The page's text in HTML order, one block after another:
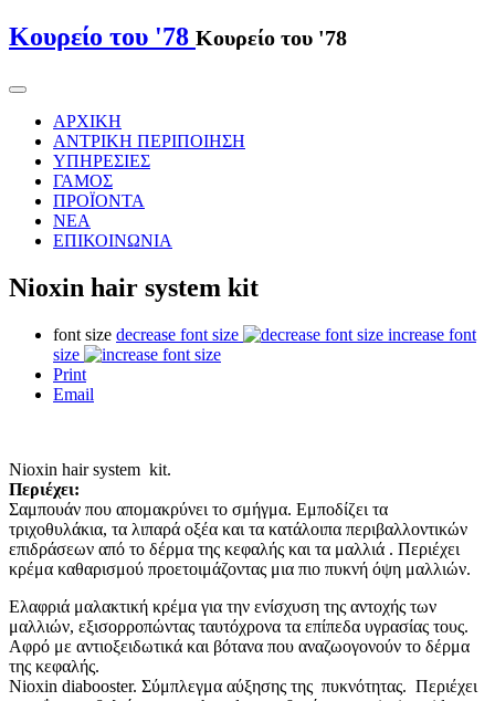
Κουρείο του '78 Κουρείο του '78
ΑΡΧΙΚΗ
ΑΝΤΡΙΚΗ ΠΕΡΙΠΟΙΗΣΗ
ΥΠΗΡΕΣΙΕΣ
ΓΑΜΟΣ
ΠΡΟΪΟΝΤΑ
ΝΕΑ
ΕΠΙΚΟΙΝΩΝΙΑ
Nioxin hair system kit
font size decrease font size
increase font
size
Print
Email
Nioxin hair system kit.
Περιέχει:
Σαμπουάν που απομακρύνει το σμήγμα. Εμποδίζει τα
τριχοθυλάκια, τα λιπαρά οξέα και τα κατάλοιπα περιβαλλοντικών
επιδράσεων από το δέρμα της κεφαλής και τα μαλλιά . Περιέχει
κρέμα καθαρισμού προετοιμάζοντας μια πιο πυκνή όψη μαλλιών.
Ελαφριά μαλακτική κρέμα για την ενίσχυση της αντοχής των
μαλλιών, εξισορροπώντας ταυτόχρονα τα επίπεδα υγρασίας τους.
Αφρό με αντιοξειδωτικά και βότανα που αναζωογονούν το δέρμα
της κεφαλής.
Nioxin diabooster. Σύμπλεγμα αύξησης της πυκνότητας. Περιέχει